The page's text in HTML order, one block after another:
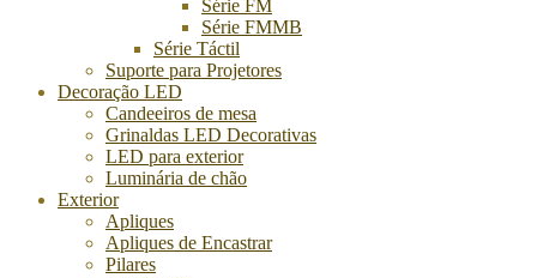
Série FM
Série FMMB
Série Táctil
Suporte para Projetores
Decoração LED
Candeeiros de mesa
Grinaldas LED Decorativas
LED para exterior
Luminária de chão
Exterior
Apliques
Apliques de Encastrar
Pilares